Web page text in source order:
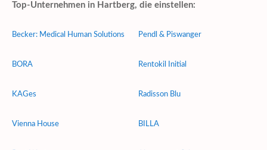
Top-Unternehmen in Hartberg, die einstellen:
Becker: Medical Human Solutions
BORA
KAGes
Vienna House
Pendl & Piswanger
Rentokil Initial
Radisson Blu
BILLA